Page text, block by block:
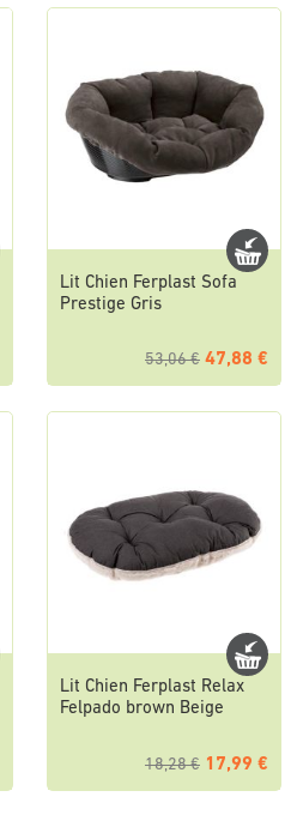
Lit Chien Ferplast Sofa
Prestige Gris
53,06 € 47,88 €
Lit Chien Ferplast Relax
Felpado brown Beige
18,28 € 17,99 €